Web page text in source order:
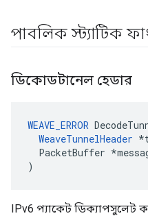
পাবলিক স্ট্যাটিক
ডিকোডটানেল হেডার
WEAVE_ERROR
WeaveTunnelHeader
PacketBuffer
)
IPv6 প্যাকেট ডিক্যাপসুলেট